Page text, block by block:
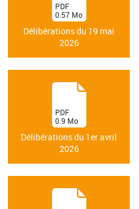
Délibérations du 19 mai
2026
(PDF
0.57 Mo
)
Délibérations du 1er avril
2026
(PDF
0.9 Mo
)